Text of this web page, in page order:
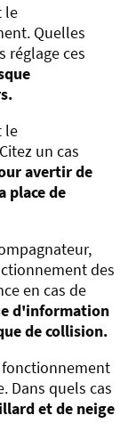
le
Quelles
réglage ces
le
un cas
avertir de
place de
des
en cas de
d'information
de collision.
Dans quels cas
et de neige